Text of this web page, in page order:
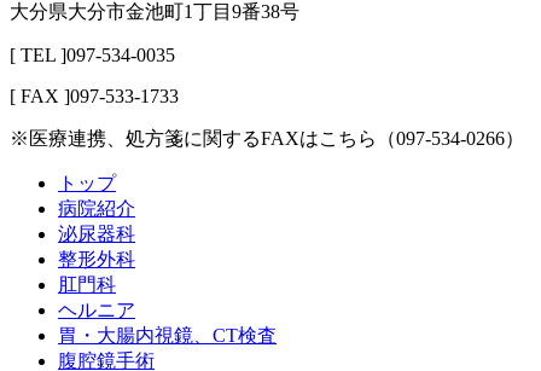
大分県大分市金池町1丁目9番38号
[ TEL ]097-534-0035
[ FAX ]097-533-1733
※医療連携、処方箋に関するFAXはこちら（097-534-0266）
トップ
病院紹介
泌尿器科
整形外科
肛門科
ヘルニア
胃・大腸内視鏡、CT検査
腹腔鏡手術